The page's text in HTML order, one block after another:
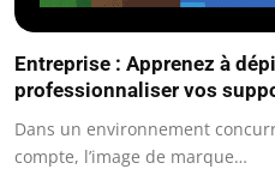
Entreprise : Apprenez à
professionnaliser vos
Dans un environnement
compte, l’image de marque…